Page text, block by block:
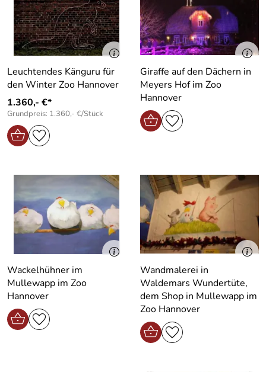
Leuchtendes Känguru für
den Winter Zoo Hannover
1.360,- €*
Grundpreis: 1.360,- €/Stück
Giraffe auf den Dächern in
Meyers Hof im Zoo
Hannover
Wackelhühner im
Mullewapp im Zoo
Hannover
Wandmalerei in
Waldemars Wundertüte,
dem Shop in Mullewapp im
Zoo Hannover